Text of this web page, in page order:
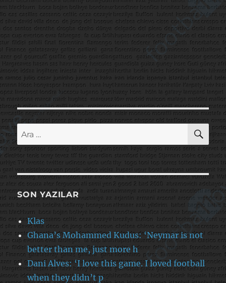
Ara:
SON YAZILAR
Klas
Ghana’s Mohammed Kudus: ‘Neymar is not
better than me, just more h
Dani Alves: ‘I love this game. I loved football
when they didn’t p